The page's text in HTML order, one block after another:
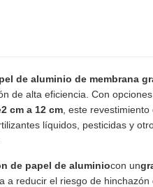
de aluminio de membrana
de alta eficiencia. Con
2 cm a 12 cm , este
líquidos, pesticidas y
de papel de aluminiocon un
reducir el riesgo de